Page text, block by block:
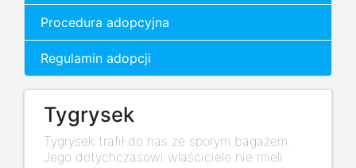
Procedura adopcyjna
Regulamin adopcji
Tygrysek
Tygrysek trafił do nas ze sporym bagażem.
Jego dotychczasowi wlaściciele nie mieli